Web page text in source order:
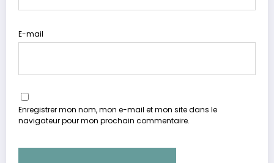
E-mail
Enregistrer mon nom, mon e-mail et mon site dans le
navigateur pour mon prochain commentaire.